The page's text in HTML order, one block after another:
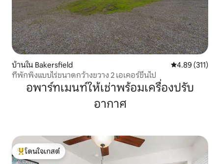
บ้านใน Bakersfield คะแนนเฉลี่ย
4.89 (311)
ที่พักพิงแบบไร่ขนาดกว้างขวาง 2 เอเคอร์ขึ้นไป
อพาร์ทเมนท์ให้เช่าพร้อมเครื่องปรับ
อากาศ
โดนใจเกสต์ที่สุด
โดนใจเกสต์